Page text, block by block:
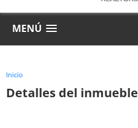
MENÚ
Inicio
Detalles del inmueble